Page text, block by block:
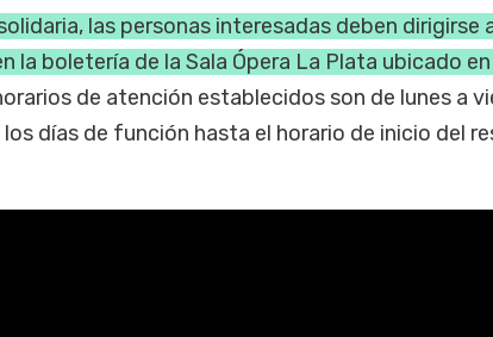
las personas interesadas deben dirigirse
la boletería de la Sala Ópera La Plata ubicado
de atención establecidos son de lunes a
los días de función hasta el horario de inicio del